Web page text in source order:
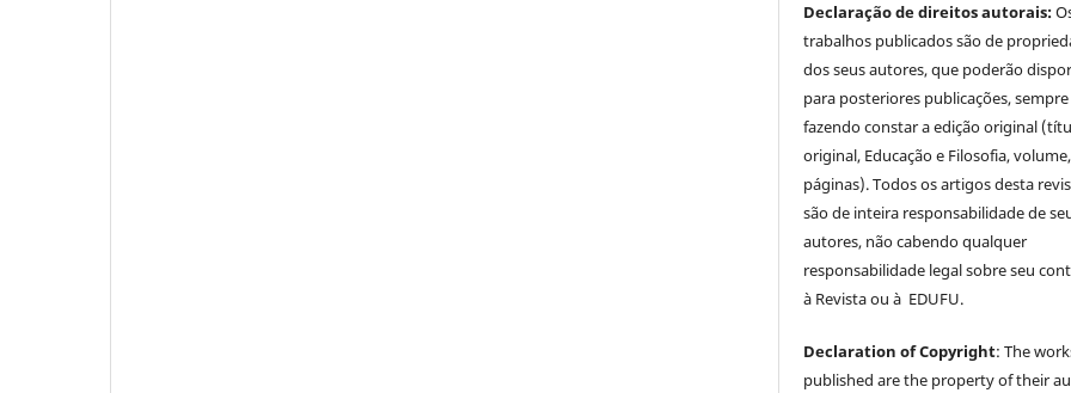
Declaração de direitos autorais:
trabalhos publicados são de
dos seus autores, que poderão
para posteriores publicações, sempre
fazendo constar a edição original
original, Educação e Filosofia,
páginas). Todos os artigos desta
são de inteira responsabilidade de
autores, não cabendo qualquer
responsabilidade legal sobre seu
à Revista ou à EDUFU.
Declaration of Copyright: The
published are the property of their